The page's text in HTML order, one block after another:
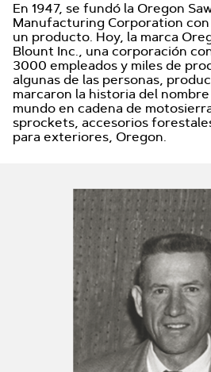
En 1947, se fundó la Oregon
Manufacturing Corporation
un producto. Hoy, la marca
Blount Inc., una corporación
3000 empleados y miles de
algunas de las personas,
marcaron la historia del
mundo en cadena de
sprockets, accesorios
para exteriores, Oregon.